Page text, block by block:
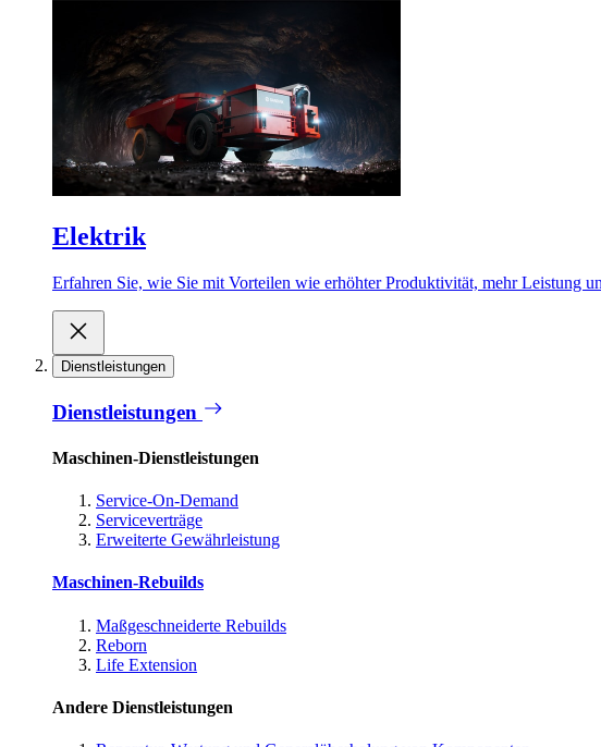
Elektrik
Erfahren Sie, wie Sie mit Vorteilen wie erhöhter Produktivität, mehr Leistung
Dienstleistungen
Dienstleistungen
Maschinen-Dienstleistungen
Service-On-Demand
Serviceverträge
Erweiterte Gewährleistung
Maschinen-Rebuilds
Maßgeschneiderte Rebuilds
Reborn
Life Extension
Andere Dienstleistungen